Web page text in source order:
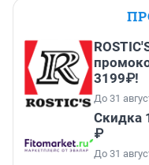
3199₽!
До 31
Скидка
₽
До 31